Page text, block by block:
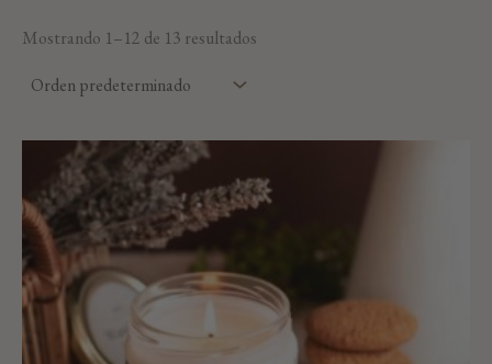
Mostrando 1–12 de 13 resultados